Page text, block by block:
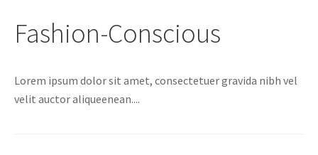
Fashion-Conscious
Lorem ipsum dolor sit amet, consectetuer gravida nibh vel
velit auctor aliqueenean....